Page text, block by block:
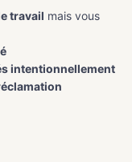
travail mais vous
intentionnellement